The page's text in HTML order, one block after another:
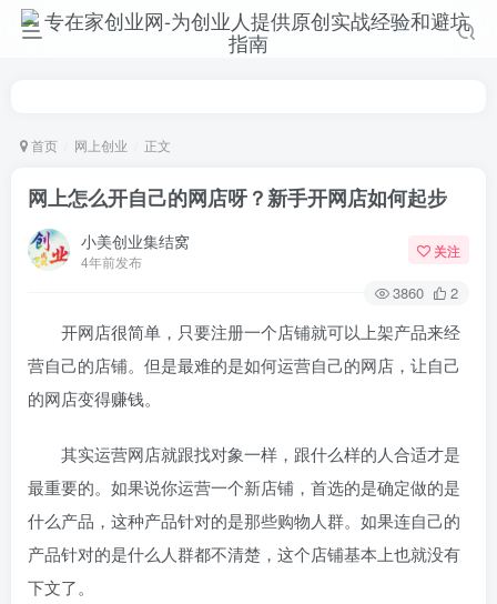
首页 网上创业 正文
网上怎么开自己的网店呀？新手开网店如何起步
小美创业集结窝
4年前发布
关注
3860 2
开网店很简单，只要注册一个店铺就可以上架产品来经
营自己的店铺。但是最难的是如何运营自己的网店，让自己
的网店变得赚钱。
其实运营网店就跟找对象一样，跟什么样的人合适才是
最重要的。如果说你运营一个新店铺，首选的是确定做的是
什么产品，这种产品针对的是那些购物人群。如果连自己的
产品针对的是什么人群都不清楚，这个店铺基本上也就没有
下文了。